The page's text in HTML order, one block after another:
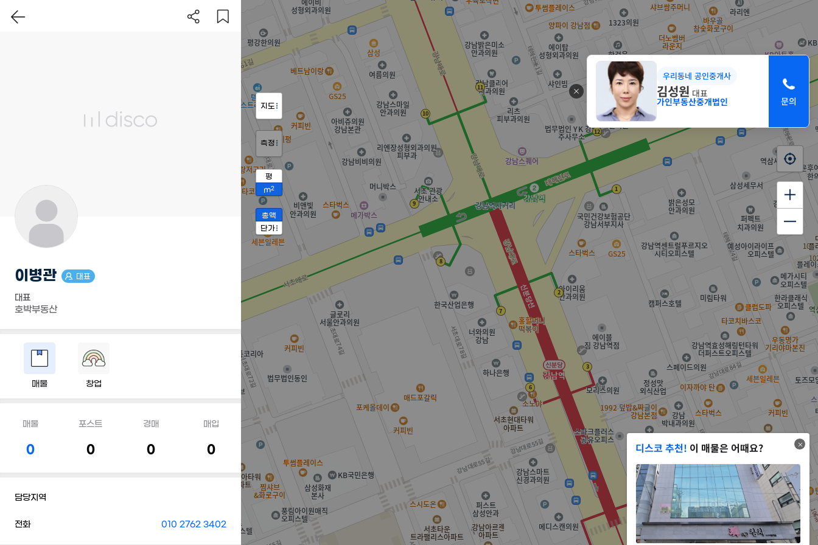
디스코 추천! 이 매물은 어때요?
우리동네 공인중개사
김성원 대표
가인부동산중개법인
지도
측정
평
m2
총액
단가
이병관 대표
대표
호박부동산
매물 창업
매물
0
포스트
0
경매
0
매입
0
담당지역
전화 010 2762 3402